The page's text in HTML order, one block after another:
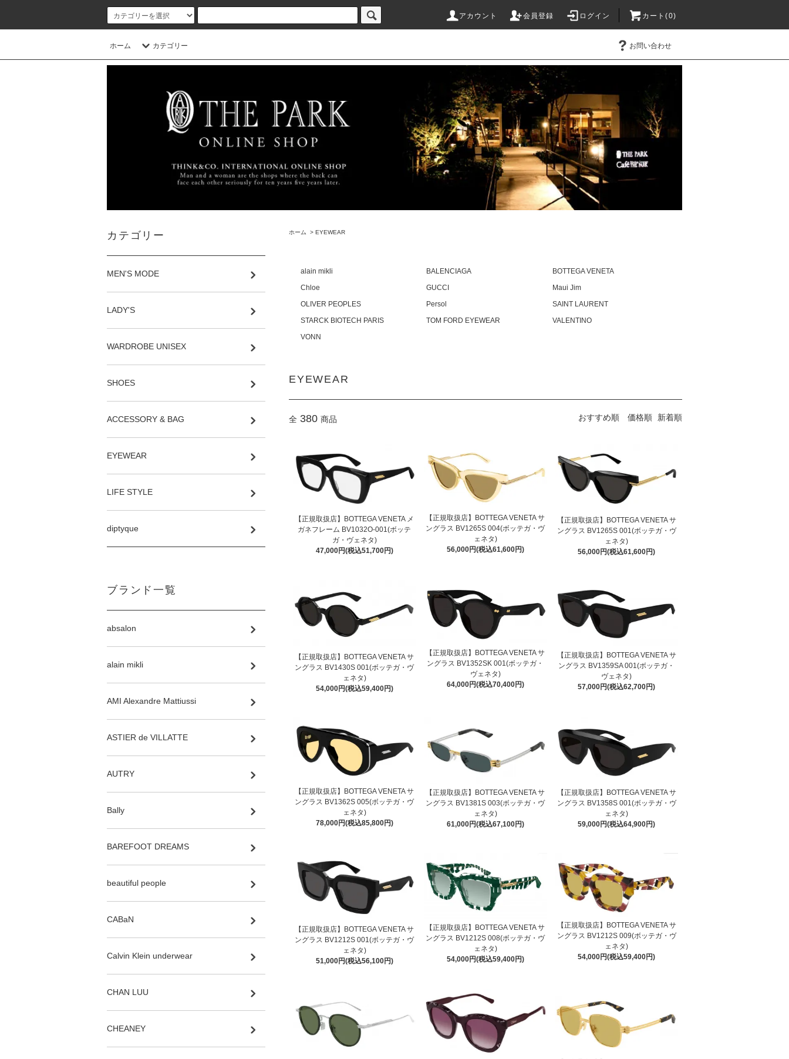
アカウント 会員登録 ログイン カート(0)
ホーム カテゴリー お問い合わせ
ホーム > EYEWEAR
alain mikli BALENCIAGA
BOTTEGA VENETA
Chloe
GUCCI
Maui Jim
OLIVER PEOPLES
Persol
SAINT LAURENT
STARCK BIOTECH PARIS
TOM FORD EYEWEAR
VALENTINO
VONN
EYEWEAR
全 380 商品 おすすめ順 価格順 新着順
【正規取扱店】BOTTEGA VENETA メ
ガネフレーム BV1032O-001(ボッテ
ガ・ヴェネタ)
47,000円(税込51,700円)
【正規取扱店】BOTTEGA VENETA サ
ングラス BV1265S 004(ボッテガ・ヴ
ェネタ)
56,000円(税込61,600円)
【正規取扱店】BOTTEGA VENETA サ
ングラス BV1265S 001(ボッテガ・ヴ
ェネタ)
56,000円(税込61,600円)
【正規取扱店】BOTTEGA VENETA サ
ングラス BV1430S 001(ボッテガ・ヴ
ェネタ)
54,000円(税込59,400円)
【正規取扱店】BOTTEGA VENETA サ
ングラス BV1352SK 001(ボッテガ・
ヴェネタ)
64,000円(税込70,400円)
【正規取扱店】BOTTEGA VENETA サ
ングラス BV1359SA 001(ボッテガ・
ヴェネタ)
57,000円(税込62,700円)
【正規取扱店】BOTTEGA VENETA サ
ングラス BV1362S 005(ボッテガ・ヴ
ェネタ)
78,000円(税込85,800円)
【正規取扱店】BOTTEGA VENETA サ
ングラス BV1381S 003(ボッテガ・ヴ
ェネタ)
61,000円(税込67,100円)
【正規取扱店】BOTTEGA VENETA サ
ングラス BV1358S 001(ボッテガ・ヴ
ェネタ)
59,000円(税込64,900円)
【正規取扱店】BOTTEGA VENETA サ
ングラス BV1212S 001(ボッテガ・ヴ
ェネタ)
51,000円(税込56,100円)
【正規取扱店】BOTTEGA VENETA サ
ングラス BV1212S 008(ボッテガ・ヴ
ェネタ)
54,000円(税込59,400円)
【正規取扱店】BOTTEGA VENETA サ
ングラス BV1212S 009(ボッテガ・ヴ
ェネタ)
54,000円(税込59,400円)
カテゴリー
MEN'S MODE
LADY'S
WARDROBE UNISEX
SHOES
ACCESSORY & BAG
EYEWEAR
LIFE STYLE
diptyque
ブランド一覧
absalon
alain mikli
AMI Alexandre Mattiussi
ASTIER de VILLATTE
AUTRY
Bally
BAREFOOT DREAMS
beautiful people
CABaN
Calvin Klein underwear
CHAN LUU
CHEANEY